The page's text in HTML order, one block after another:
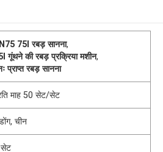
75l रबड़ सानना,
गूंथने की रबड़ प्रक्रिया मशीन,
प्राप्त रबड़ सानना
माह 50 सेट/सेट
चीन